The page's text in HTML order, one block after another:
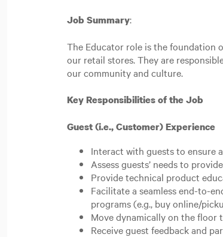
Job Summary:
The Educator role is the foundation
our retail stores. They are
our community and culture.
Key Responsibilities of the Job
Guest (i.e., Customer) Experience
Interact with guests to ensure
Assess guests’ needs to
Provide technical product
Facilitate a seamless end-to-
programs (e.g., buy online/
Move dynamically on the floor
Receive guest feedback and